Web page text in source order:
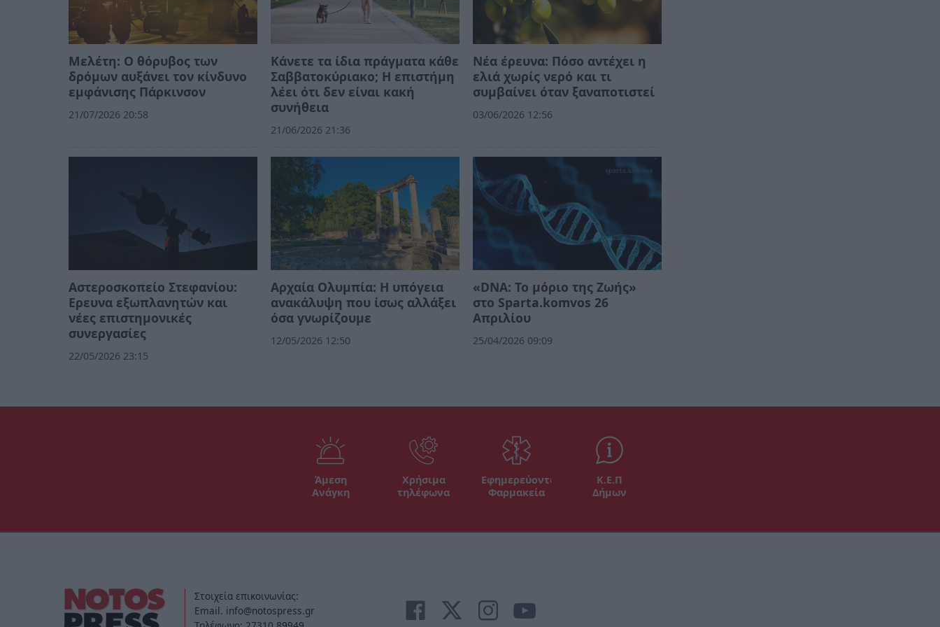
Μελέτη: Ο θόρυβος των
δρόμων αυξάνει τον κίνδυνο
εμφάνισης Πάρκινσον
21/07/2026 20:58
Κάνετε τα ίδια πράγματα κάθε
Σαββατοκύριακο; Η επιστήμη
λέει ότι δεν είναι κακή
συνήθεια
21/06/2026 21:36
Νέα έρευνα: Πόσο αντέχει η
ελιά χωρίς νερό και τι
συμβαίνει όταν ξαναποτιστεί
03/06/2026 12:56
Αστεροσκοπείο Στεφανίου:
Ερευνα εξωπλανητών και
νέες επιστημονικές
συνεργασίες
22/05/2026 23:15
Αρχαία Ολυμπία: Η υπόγεια
ανακάλυψη που ίσως αλλάξει
όσα γνωρίζουμε
12/05/2026 12:50
«DNA: Το μόριο της Ζωής»
στο Sparta.komvos 26
Απριλίου
25/04/2026 09:09
Άμεση
Ανάγκη
Χρήσιμα
τηλέφωνα
Εφημερεύοντα
Φαρμακεία
Κ.Ε.Π
Δήμων
Στοιχεία επικοινωνίας:
Email. info@notospress.gr